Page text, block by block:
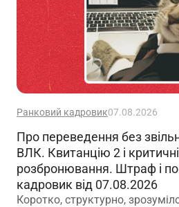
Ранковий кадровик07.08.2026
Про переведення без
ВЛК. Квитанцію 2 і
розбронювання. Штраф і
кадровик від 07.08.2026
Коротко, структурно,